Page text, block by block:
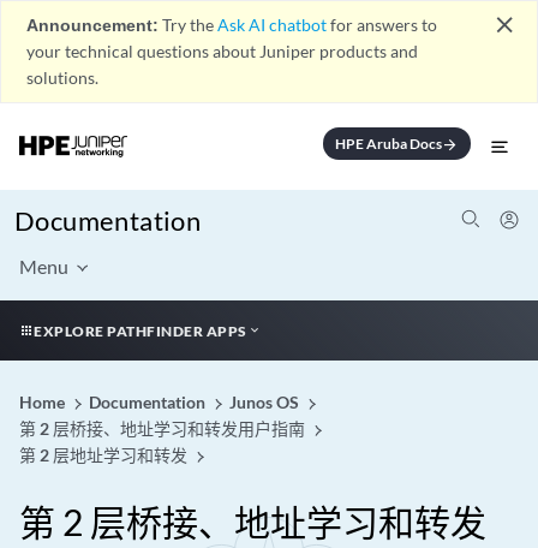
Announcement: Try theAsk AI chatbotfor answers to
your technical questions about Juniper products and
solutions.
close
HPE Aruba Docsarrow_forward
Documentation
Menu
EXPLORE PATHFINDER APPS
Home Documentation
Junos OS
第 2 层桥接、地址学习和转发用户指南
第 2 层地址学习和转发
第 2 层桥接、地址学习和转发